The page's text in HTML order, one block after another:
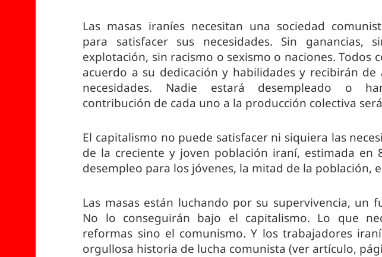
Las masas iraníes necesitan una sociedad
para satisfacer sus necesidades. Sin ganancias,
explotación, sin racismo o sexismo o naciones. Todos
acuerdo a su dedicación y habilidades y recibirán de
necesidades. Nadie estará desempleado o
contribución de cada uno a la producción colectiva
El capitalismo no puede satisfacer ni siquiera las
de la creciente y joven población iraní, estimada en
desempleo para los jóvenes, la mitad de la población,
Las masas están luchando por su supervivencia, un
No lo conseguirán bajo el capitalismo. Lo que
reformas sino el comunismo. Y los trabajadores
orgullosa historia de lucha comunista (ver artículo,